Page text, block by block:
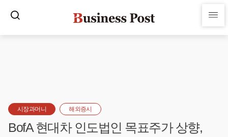
시장과머니 해외증시
BofA 현대차 인도법인 목표주가 상향,